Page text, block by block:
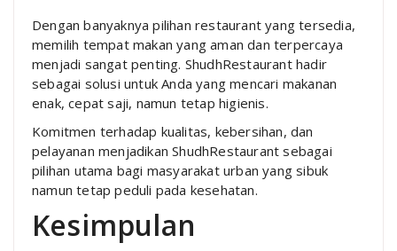
Dengan banyaknya pilihan restaurant yang tersedia,
memilih tempat makan yang aman dan terpercaya
menjadi sangat penting. ShudhRestaurant hadir
sebagai solusi untuk Anda yang mencari makanan
enak, cepat saji, namun tetap higienis.
Komitmen terhadap kualitas, kebersihan, dan
pelayanan menjadikan ShudhRestaurant sebagai
pilihan utama bagi masyarakat urban yang sibuk
namun tetap peduli pada kesehatan.
Kesimpulan